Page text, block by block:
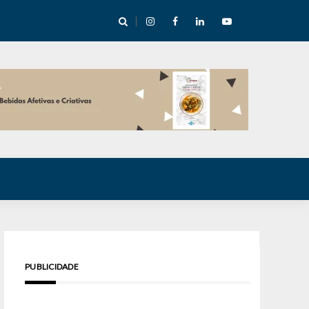
abre mentoria de storytelling com 10 vagas
PUBLICIDADE